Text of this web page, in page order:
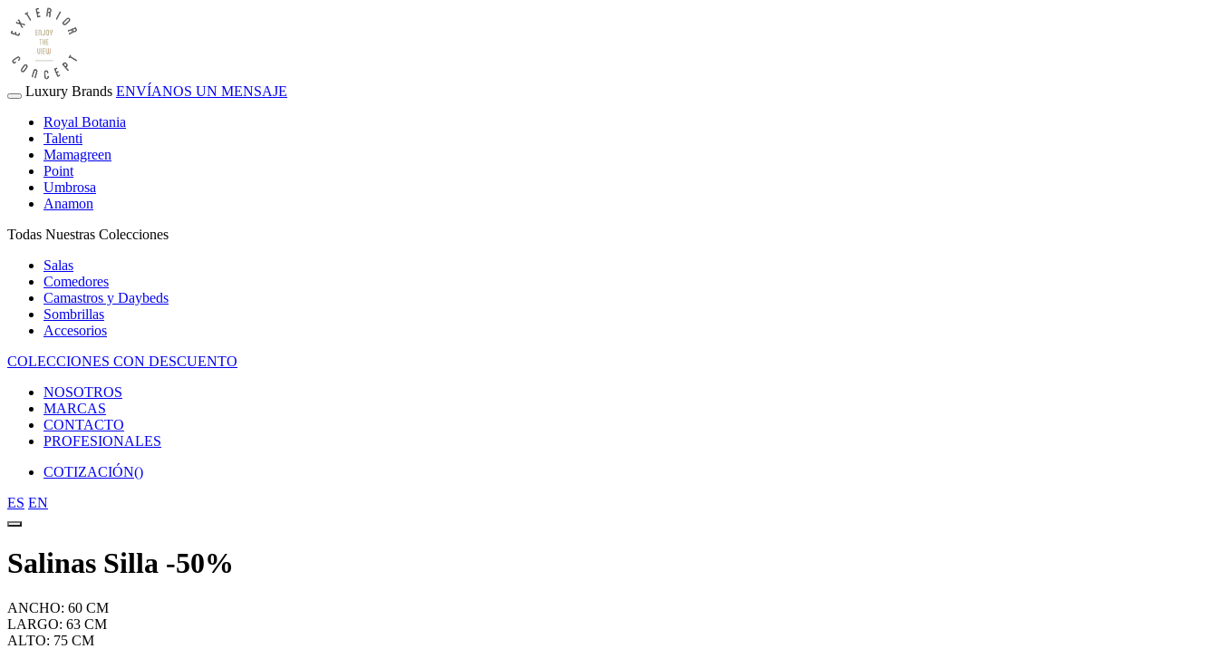
Luxury Brands ENVÍANOS UN MENSAJE
Royal Botania
Talenti
Mamagreen
Point
Umbrosa
Anamon
Todas Nuestras Colecciones
Salas
Comedores
Camastros y Daybeds
Sombrillas
Accesorios
COLECCIONES CON DESCUENTO
NOSOTROS
MARCAS
CONTACTO
PROFESIONALES
COTIZACIÓN()
ES EN
Salinas Silla -50%
ANCHO: 60 CM
LARGO: 63 CM
ALTO: 75 CM